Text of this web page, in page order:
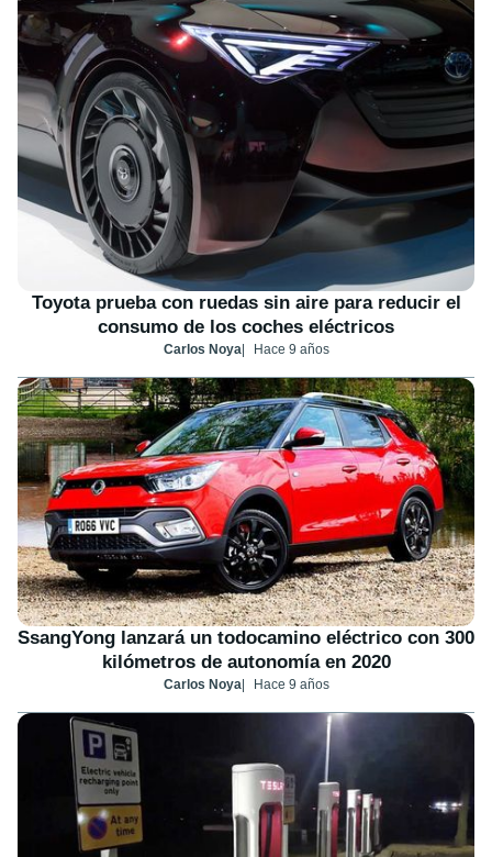
Toyota prueba con ruedas sin aire para reducir el
consumo de los coches eléctricos
Carlos Noya Hace 9 años
SsangYong lanzará un todocamino eléctrico con 300
kilómetros de autonomía en 2020
Carlos Noya Hace 9 años